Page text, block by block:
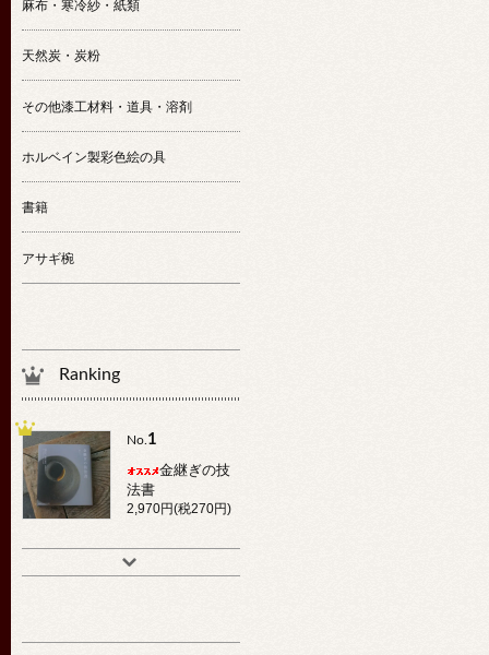
麻布・寒冷紗・紙類
天然炭・炭粉
その他漆工材料・道具・溶剤
ホルベイン製彩色絵の具
書籍
アサギ椀
Ranking
No.1
金継ぎの技
法書
2,970円(税270円)